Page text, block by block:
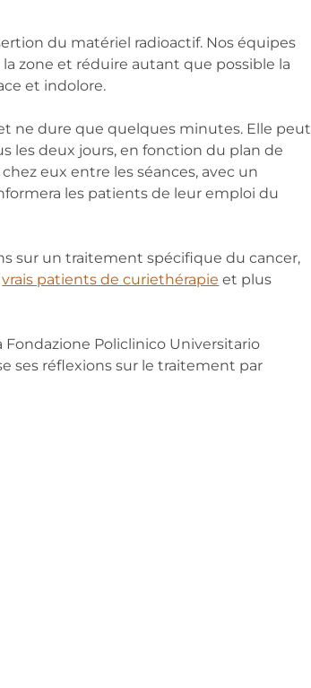
du matériel radioactif. Nos équipes
zone et réduire autant que possible la
et indolore.
ne dure que quelques minutes. Elle peut
les deux jours, en fonction du plan de
eux entre les séances, avec un
les patients de leur emploi du
sur un traitement spécifique du cancer,
vrais patients de curiethérapie et plus
Fondazione Policlinico Universitario
ses réflexions sur le traitement par